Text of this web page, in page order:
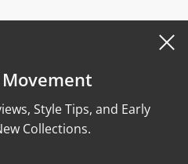
Style Tips, and Early
Collections.